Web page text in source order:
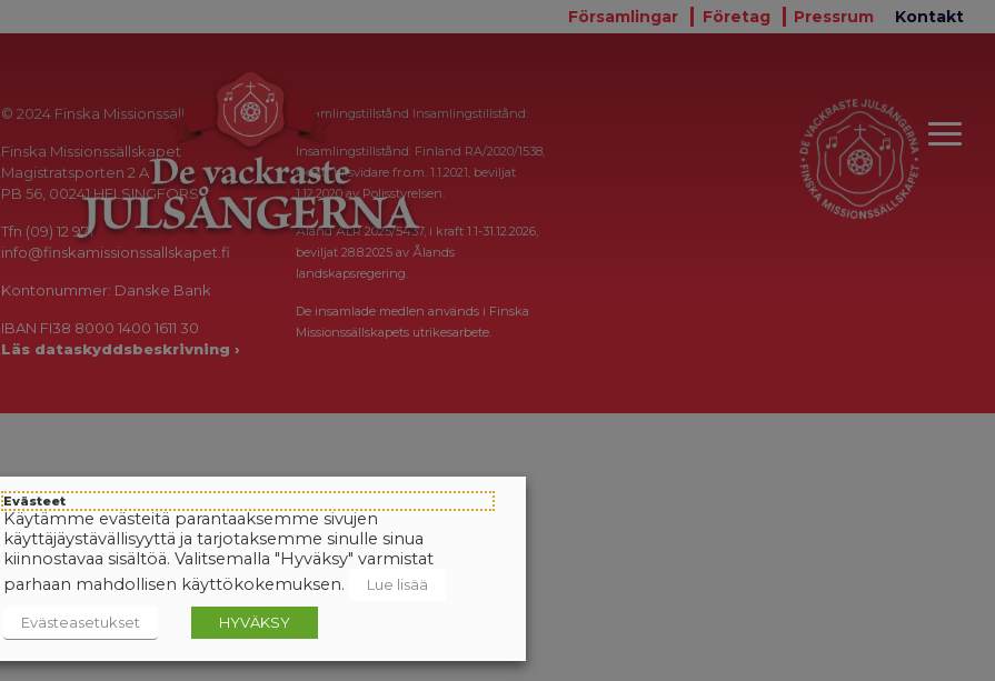
Församlingar Företag Pressrum Kontakt
© 2024 Finska Missionssällskapet
Finska Missionssällskapet
Magistratsporten 2 A
PB 56, 00241 HELSINGFORS
Tfn (09) 12 971
info@finskamissionssallskapet.fi
Kontonummer: Danske Bank
IBAN FI38 8000 1400 1611 30
Läs dataskyddsbeskrivning ›
Insamlingstillstånd Insamlingstillstånd:
Insamlingstillstånd: Finland RA/2020/1538,
i kraft tillsvidare fr.o.m. 1.1.2021, beviljat
1.12.2020 av Polisstyrelsen.
Åland ÅLR 2025/5437, i kraft 1.1-31.12.2026,
beviljat 28.8.2025 av Ålands
landskapsregering.
De insamlade medlen används i Finska
Missionssällskapets utrikesarbete.
Evästeet
Käytämme evästeitä parantaaksemme sivujen
käyttäjäystävällisyyttä ja tarjotaksemme sinulle sinua
kiinnostavaa sisältöä. Valitsemalla "Hyväksy" varmistat
parhaan mahdollisen käyttökokemuksen.
Lue lisää
Evästeasetukset HYVÄKSY